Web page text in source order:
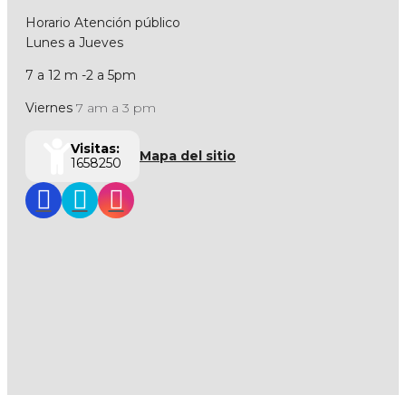
Horario Atención público
Lunes a Jueves
7 a 12 m -2 a 5pm
Viernes 7 am a 3 pm
Visitas:
1658250
Mapa del sitio